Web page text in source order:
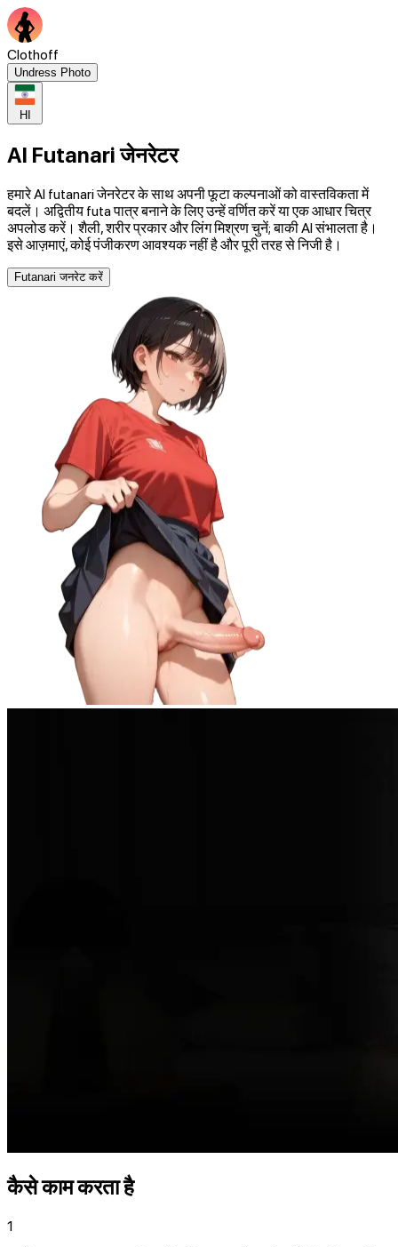
Clothoff
Undress Photo
HI
AI Futanari जेनरेटर
हमारे AI futanari जेनरेटर के साथ अपनी फूटा कल्पनाओं को वास्तविकता में
बदलें। अद्वितीय futa पात्र बनाने के लिए उन्हें वर्णित करें या एक आधार चित्र
अपलोड करें। शैली, शरीर प्रकार और लिंग मिश्रण चुनें; बाकी AI संभालता है।
इसे आज़माएं, कोई पंजीकरण आवश्यक नहीं है और पूरी तरह से निजी है।
Futanari जनरेट करें
कैसे काम करता है
1